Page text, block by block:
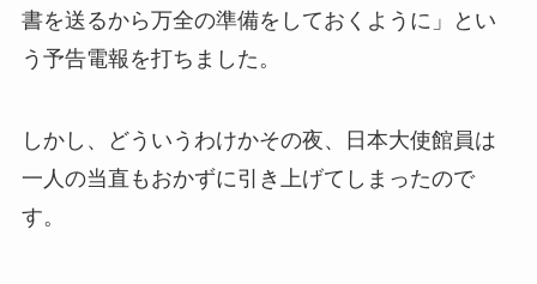
書を送るから万全の準備をしておくように」とい
う予告電報を打ちました。
しかし、どういうわけかその夜、日本大使館員は
一人の当直もおかずに引き上げてしまったので
す。